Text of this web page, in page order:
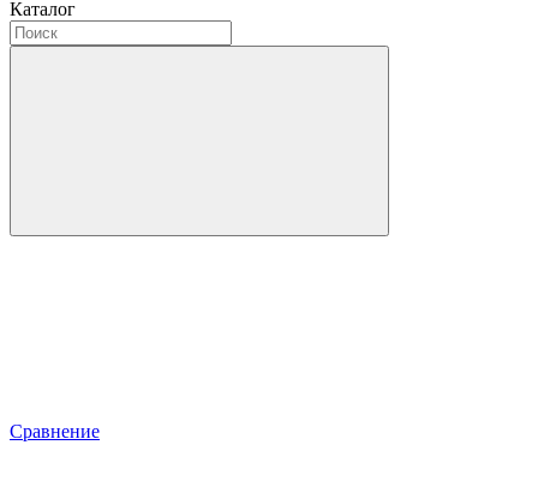
Каталог
Сравнение